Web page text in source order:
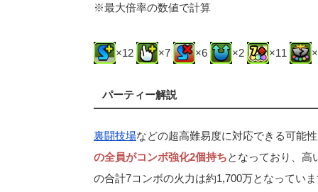
※最大倍率の数値で計算
×12 ×7 ×6 ×2 ×11
パーティー解説
裏闘技場などの超高難易度に対応できる可能
の全員がコンボ強化2個持ちとなっており、高
の合計7コンボの火力は約1,700万となっていま